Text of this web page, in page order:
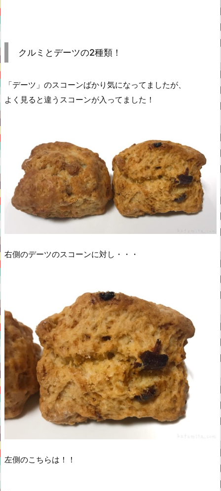
クルミとデーツの2種類！
「デーツ」のスコーンばかり気になってましたが、
よく見ると違うスコーンが入ってました！
右側のデーツのスコーンに対し・・・
左側のこちらは！！